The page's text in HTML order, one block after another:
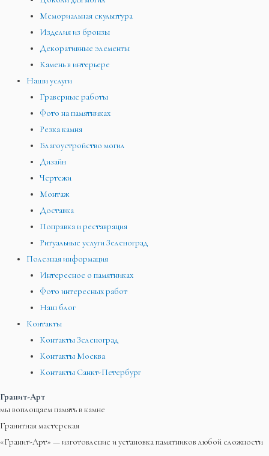
Мемориальная скульптура
Изделия из бронзы
Декоративные элементы
Камень в интерьере
Наши услуги
Граверные работы
Фото на памятниках
Резка камня
Благоустройство могил
Дизайн
Чертежи
Монтаж
Доставка
Поправка и реставрация
Ритуальные услуги Зеленоград
Полезная информация
Интересное о памятниках
Фото интересных работ
Наш блог
Контакты
Контакты Зеленоград
Контакты Москва
Контакты Санкт-Петербург
Гранит-Арт
мы воплощаем память в камне
Гранитная мастерская
«Гранит-Арт» — изготовление и установка памятников любой сложности